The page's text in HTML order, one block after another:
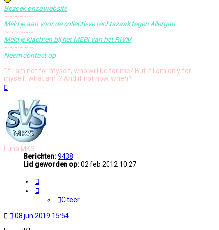
Bezoek onze website
~~~~~~
Meld je aan voor de collectieve rechtszaak tegen Allergan
~~~~~~
Meld je klachten bij het MEBI van het RIVM
~~~~~~
Neem contact op
"If I am not for myself, who will be for me? But if I am only for
myself, what am I? And if not now, when?"
Luna MKS
Berichten:9438
Lid geworden op:02 feb 2012 10:27
Citeer
Ongelezen
bericht
08 jun 2019 15:54